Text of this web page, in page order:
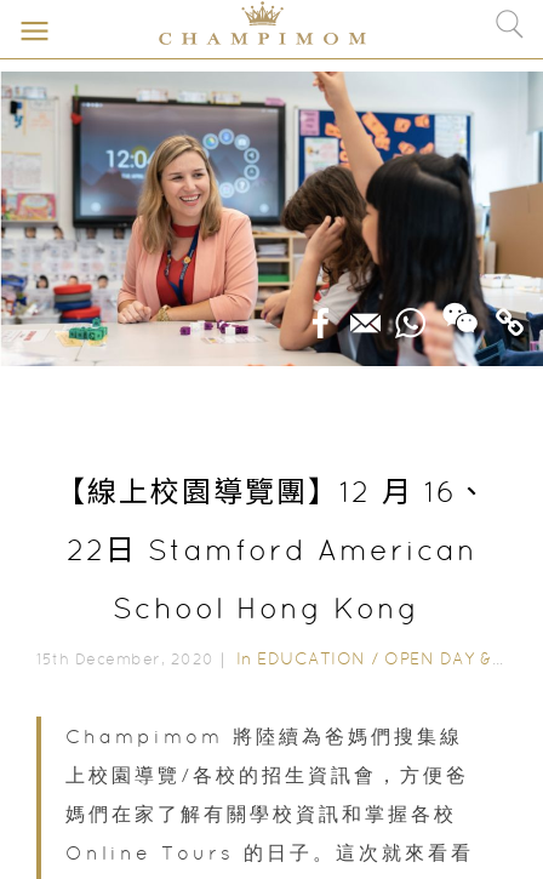
【線上校園導覽團】12 月 16、
22日 Stamford American
School Hong Kong
15th December, 2020｜ In EDUCATION / OPEN DAY & SCHOOL EVENTS
Champimom 將陸續為爸媽們搜集線
上校園導覽/各校的招生資訊會，方便爸
媽們在家了解有關學校資訊和掌握各校
Online Tours 的日子。這次就來看看